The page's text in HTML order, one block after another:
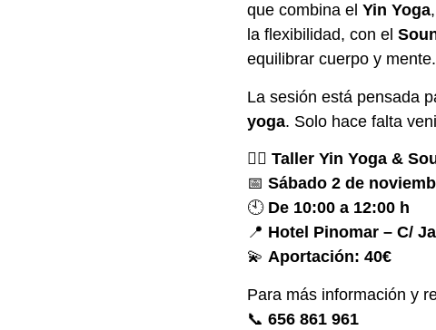
que combina el Yin Yoga
la flexibilidad, con el
equilibrar cuerpo y mente.
La sesión está pensada
yoga. Solo hace falta
🧘‍♀️ Taller Yin Yoga &
📅 Sábado 2 de
🕙 De 10:00 a 12:00 h
📍 Hotel Pinomar – C/
💫 Aportación: 40€
Para más información y
📞 656 861 961